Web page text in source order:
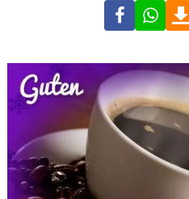
Facebook